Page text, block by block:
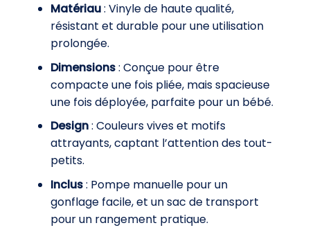
Matériau: Vinyle de haute qualité,
résistant et durable pour une utilisation
prolongée.
Dimensions: Conçue pour être
compacte une fois pliée, mais spacieuse
une fois déployée, parfaite pour un bébé.
Design: Couleurs vives et motifs
attrayants, captant l’attention des tout-
petits.
Inclus: Pompe manuelle pour un
gonflage facile, et un sac de transport
pour un rangement pratique.